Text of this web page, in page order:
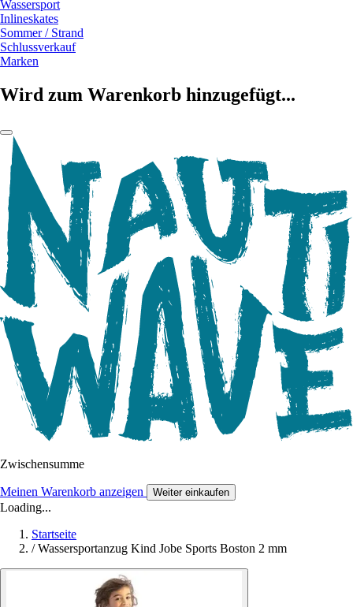
Wassersport
Inlineskates
Sommer / Strand
Schlussverkauf
Marken
Wird zum Warenkorb hinzugefügt...
Zwischensumme
Meinen Warenkorb anzeigen Weiter einkaufen
Loading...
Startseite
/ Wassersportanzug Kind Jobe Sports Boston 2 mm